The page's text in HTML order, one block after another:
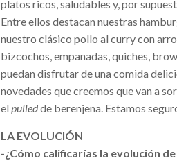
platos ricos, saludables y, por
Entre ellos destacan nuestras
nuestro clásico pollo al curry con
bizcochos, empanadas, quiches,
puedan disfrutar de una comida
novedades que creemos que van a
elpulledde berenjena. Estamos
LA EVOLUCIÓN
-¿Cómo calificarías la evolución